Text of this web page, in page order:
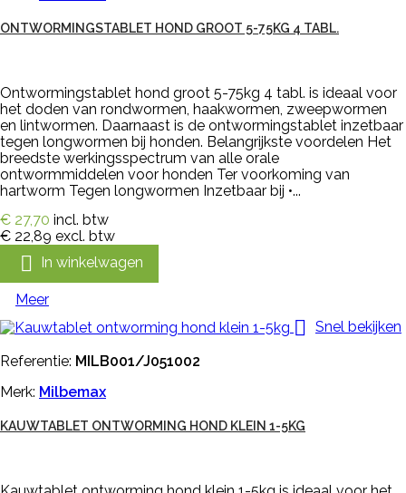
ONTWORMINGSTABLET HOND GROOT 5-75KG 4 TABL.
Ontwormingstablet hond groot 5-75kg 4 tabl. is ideaal voor
het doden van rondwormen, haakwormen, zweepwormen
en lintwormen. Daarnaast is de ontwormingstablet inzetbaar
tegen longwormen bij honden. Belangrijkste voordelen Het
breedste werkingsspectrum van alle orale
ontwormmiddelen voor honden Ter voorkoming van
hartworm Tegen longwormen Inzetbaar bij •...
€ 27,70 incl. btw
€ 22,89 excl. btw
 In winkelwagen
Meer
 Snel bekijken
Referentie: MILB001/J051002
Merk: Milbemax
KAUWTABLET ONTWORMING HOND KLEIN 1-5KG